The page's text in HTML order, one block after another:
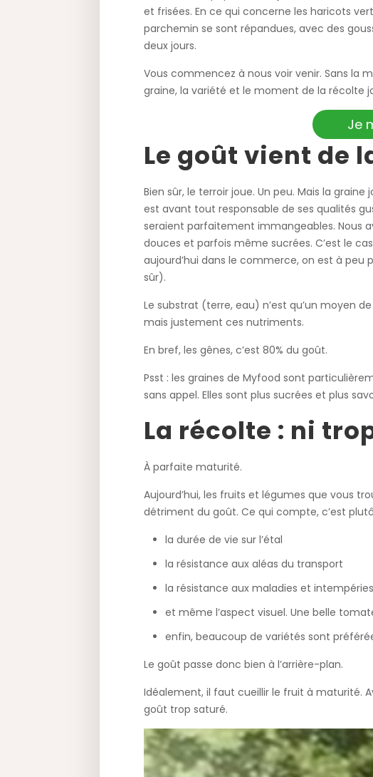
et frisées. En ce qui concerne les haricots
parchemin se sont répandues, avec des
deux jours.
Vous commencez à nous voir venir. Sans la
graine, la variété et le moment de la récolte
Je
Le goût vient de
Bien sûr, le terroir joue. Un peu. Mais la
est avant tout responsable de ses qualités
seraient parfaitement immangeables. Nous
douces et parfois même sucrées. C’est le
aujourd’hui dans le commerce, on est à peu
sûr).
Le substrat (terre, eau) n’est qu’un moyen
mais justement ces nutriments.
En bref, les gênes, c’est 80% du goût.
Psst : les graines de Myfood sont
sans appel. Elles sont plus sucrées et plus
La récolte : ni
À parfaite maturité.
Aujourd’hui, les fruits et légumes que vous
détriment du goût. Ce qui compte, c’est
la durée de vie sur l’étal
la résistance aux aléas du transport
la résistance aux maladies et intempéries
et même l’aspect visuel. Une belle
enfin, beaucoup de variétés sont
Le goût passe donc bien à l’arrière-plan.
Idéalement, il faut cueillir le fruit à maturité.
goût trop saturé.